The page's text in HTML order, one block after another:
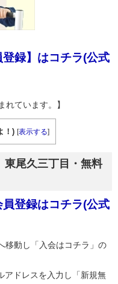
録】はコチラ(公式
れています。】
！) [表示する]
尾久三丁目・無料
登録はコチラ(公式
移動し「入会はコチラ」の
アドレスを入力し「新規無